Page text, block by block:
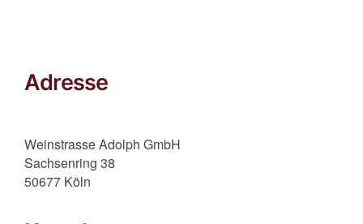
Adresse
Weinstrasse Adolph GmbH
Sachsenring 38
50677 Köln